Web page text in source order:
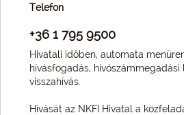
Telefon
+36 1 795 9500
Hivatali időben, automata
hívásfogadás, hívószámmegadási
visszahívás.
Hívását az NKFI Hivatal a